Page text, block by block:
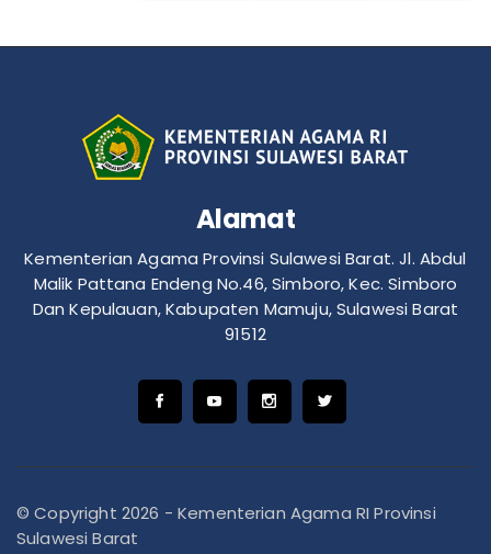
Alamat
Kementerian Agama Provinsi Sulawesi Barat. Jl. Abdul
Malik Pattana Endeng No.46, Simboro, Kec. Simboro
Dan Kepulauan, Kabupaten Mamuju, Sulawesi Barat
91512
© Copyright 2026 - Kementerian Agama RI Provinsi
Sulawesi Barat